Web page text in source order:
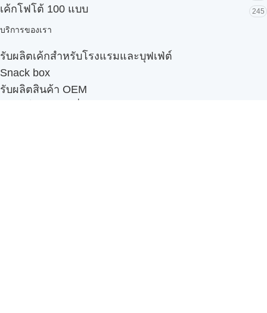
เค้กโฟโต้ 100 แบบ 245
บริการของเรา
รับผลิตเค้กสำหรับโรงแรมและบุฟเฟ่ต์
Snack box
รับผลิตสินค้า OEM